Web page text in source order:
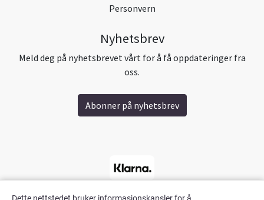
Personvern
Nyhetsbrev
Meld deg på nyhetsbrevet vårt for å få oppdateringer fra
oss.
Abonner på nyhetsbrev